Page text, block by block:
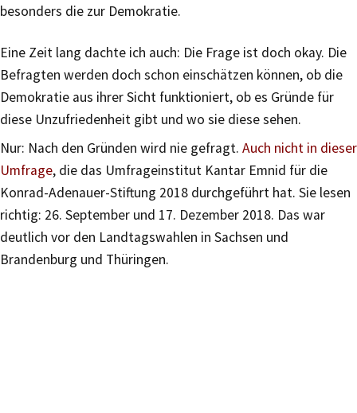
besonders die zur Demokratie.
Eine Zeit lang dachte ich auch: Die Frage ist doch okay. Die
Befragten werden doch schon einschätzen können, ob die
Demokratie aus ihrer Sicht funktioniert, ob es Gründe für
diese Unzufriedenheit gibt und wo sie diese sehen.
Nur: Nach den Gründen wird nie gefragt. Auch nicht in dieser
Umfrage, die das Umfrageinstitut Kantar Emnid für die
Konrad-Adenauer-Stiftung 2018 durchgeführt hat. Sie lesen
richtig: 26. September und 17. Dezember 2018. Das war
deutlich vor den Landtagswahlen in Sachsen und
Brandenburg und Thüringen.